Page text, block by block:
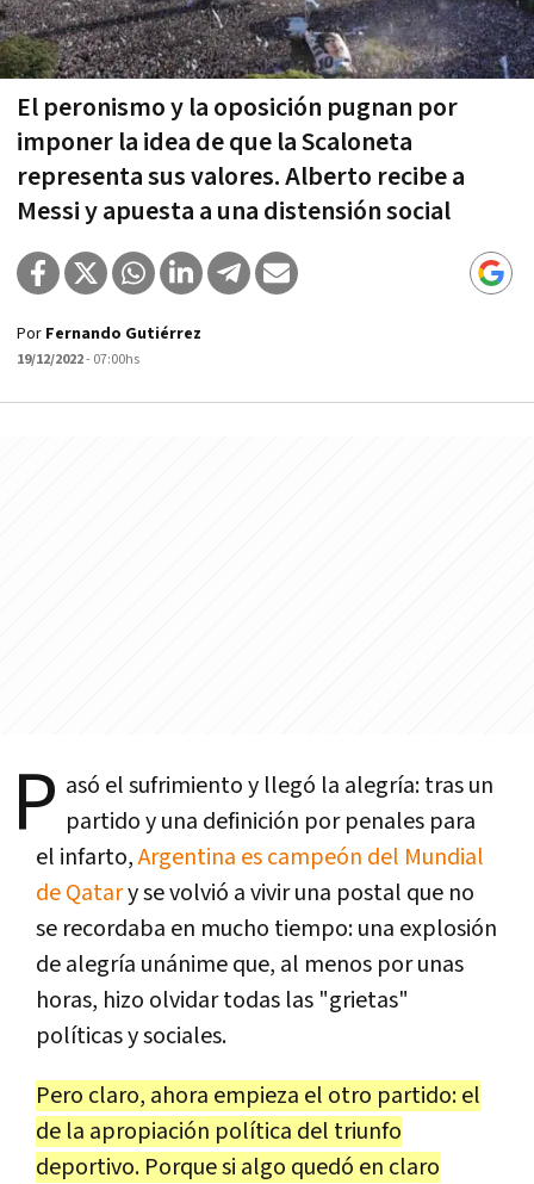
El peronismo y la oposición pugnan por
imponer la idea de que la Scaloneta
representa sus valores. Alberto recibe a
Messi y apuesta a una distensión social
Por Fernando Gutiérrez
19/12/2022- 07:00hs
P asó el sufrimiento y llegó la alegría: tras un
partido y una definición por penales para
el infarto,Argentina es campeón del Mundial
de Qatary se volvió a vivir una postal que no
se recordaba en mucho tiempo: una explosión
de alegría unánime que, al menos por unas
horas, hizo olvidar todas las "grietas"
políticas y sociales.
Pero claro, ahora empieza el otro partido: el
de la apropiación política del triunfo
deportivo. Porque si algo quedó en claro